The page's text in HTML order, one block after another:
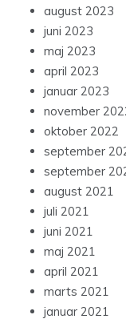
august 2023
juni 2023
maj 2023
april 2023
januar 2023
november
oktober 2022
september
september
august 2021
juli 2021
juni 2021
maj 2021
april 2021
marts 2021
januar 2021